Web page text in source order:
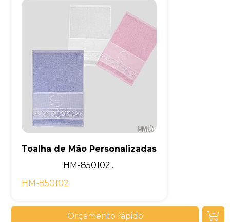
Toalha de Mão Personalizadas
HM-850102...
HM-850102
Orçamento rápido